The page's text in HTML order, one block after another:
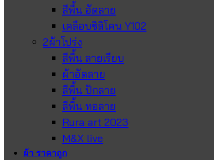
สีพื้น อัดลาย
เคลือบซิลิโคน Y102
2ผ้าโปร่ง
สีพื้น ลายเรียบ
ผ้าอัดลาย
สีพื้น ปักลาย
สีพื้น ทอลาย
Rura art 2023
M&X live
ผ้า ราคาถูก